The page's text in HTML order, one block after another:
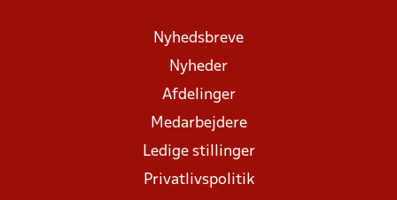
Nyhedsbreve
Nyheder
Afdelinger
Medarbejdere
Ledige stillinger
Privatlivspolitik